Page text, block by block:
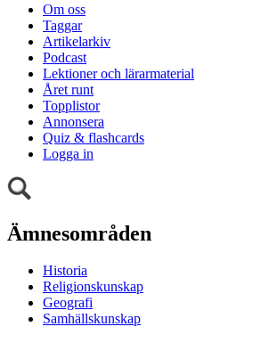
Om oss
Taggar
Artikelarkiv
Podcast
Lektioner och lärarmaterial
Året runt
Topplistor
Annonsera
Quiz & flashcards
Logga in
Ämnesområden
Historia
Religionskunskap
Geografi
Samhällskunskap